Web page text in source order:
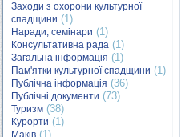
Заходи з охорони культурної
спадщини (1)
Наради, семінари (1)
Консультативна рада (1)
Загальна інформація (1)
Пам'ятки культурної спадщини (1)
Публічна інформація (36)
Публічні документи (73)
Туризм (38)
Курорти (1)
Маків (1)